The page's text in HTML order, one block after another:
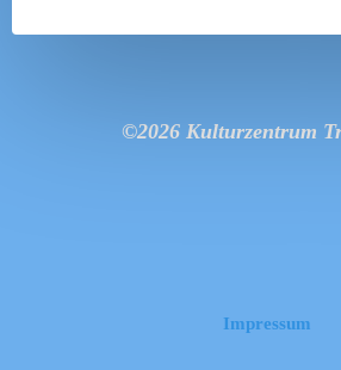
©2026 Kulturzentrum
Impressum